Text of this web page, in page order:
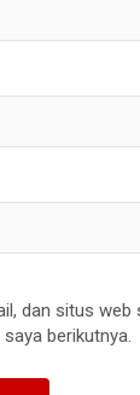
dan situs web
berikutnya.